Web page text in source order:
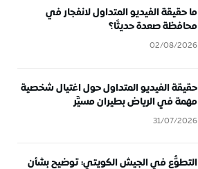
ما حقيقة الفيديو المتداول لانفجار في
محافظة صعدة حديثًا؟
02/08/2026
حقيقة الفيديو المتداول حول اغتيال شخصية
مهمة في الرياض بطيران مسيَّر
31/07/2026
التطوُّع في الجيش الكويتي: توضيح بشأن